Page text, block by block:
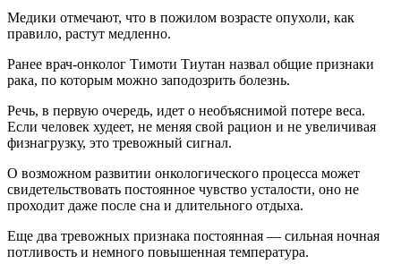
Медики отмечают, что в пожилом возрасте опухоли, как
правило, растут медленно.
Ранее врач-онколог Тимоти Тиутан назвал общие признаки
рака, по которым можно заподозрить болезнь.
Речь, в первую очередь, идет о необъяснимой потере веса.
Если человек худеет, не меняя свой рацион и не увеличивая
физнагрузку, это тревожный сигнал.
О возможном развитии онкологического процесса может
свидетельствовать постоянное чувство усталости, оно не
проходит даже после сна и длительного отдыха.
Еще два тревожных признака постоянная — сильная ночная
потливость и немного повышенная температура.